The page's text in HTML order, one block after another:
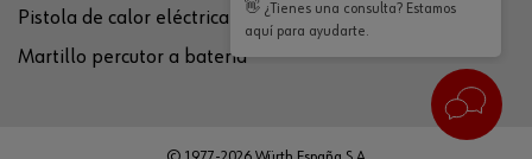
Pistola de calor eléctrica
Martillo percutor a batería
👋 ¿Tienes una consulta? Estamos
aquí para ayudarte.